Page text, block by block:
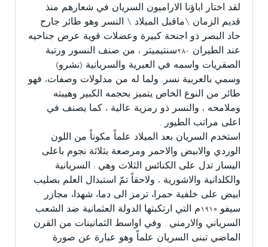
لقد اختار اباؤنا الاراميون السريان في شعارهم منذ
قديم الزمان \ماقبل الميلاد \ النسر وهو طائر جارح
حاد البصر ذو اجنحة كبيرة وعضلات قوية عرض جناحيه
عند الطيران ٢٨٠سنتيميتر ، من صنف النسور ورتبة
الصقريات واسمه في العبرية والسريانية (نشرو)
وسمي بالعربية نسر. ولما له من مدلولات وصفات، فهو
طائر من النوع الخاص يتميز بحجمه الكبير وهيبته
وملامحه ، والنسر ذو رمزية عالية ، كما يصنف في
اعلى مراتب الطيور .
استخدم السريان بعد الميلاد علماً مكوناً من اللون
الوردي والابيض والاحمر ومرصعة بثلاثة نجوم باعلى
اليسار تدل على الكنائس الثلاث وهي : السريانية
والكلدانية والاشورية ، ولاحقاً تمّ استبدال العلم بصليب
ابيض على خلفية حمراء ترمز الى دماء شهداء مجازر
سيفو ١٩١٥م التي ارتكبتها الدولة العثمانية ضد الشعب
السرياني والارمني . وفي اواسط الثمانينات من القرن
الماضي تبنى السريان علماً وهو عبارة عن صورة